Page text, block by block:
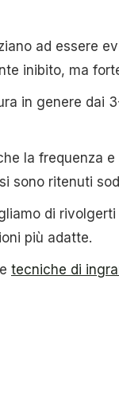
ad essere
inibito, ma
in genere dai
la frequenza
sono ritenuti
di
più adatte.
tecniche di